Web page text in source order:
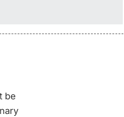
be